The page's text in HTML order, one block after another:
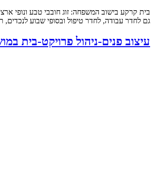
גם לחדר עבודה, לחדר טיפול ובסופי שבוע לנכדים, רצו שיהיה
עיצוב פנים-ניהול פרויקט-בית